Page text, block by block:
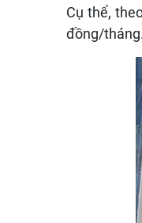
Cụ thể,
đồng/